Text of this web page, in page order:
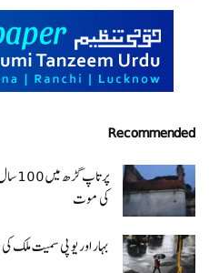
Recommended
کی موت
بہار اور یو پی سمیت ملک کی 17ریاستوں میں بارش کا امکان